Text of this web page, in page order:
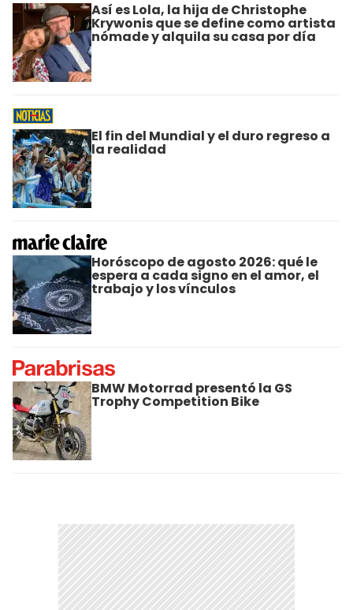
Así es Lola, la hija de Christophe
Krywonis que se define como artista
nómade y alquila su casa por día
El fin del Mundial y el duro regreso a
la realidad
Horóscopo de agosto 2026: qué le
espera a cada signo en el amor, el
trabajo y los vínculos
BMW Motorrad presentó la GS
Trophy Competition Bike